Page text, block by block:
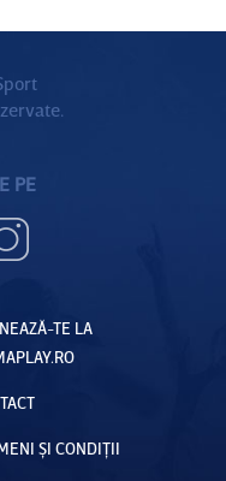
PE
TE LA
ȘI CONDIȚII